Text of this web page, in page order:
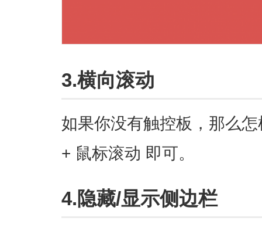
3.横向滚动
如果你没有触控板，那么
+ 鼠标滚动 即可。
4.隐藏/显示侧边栏